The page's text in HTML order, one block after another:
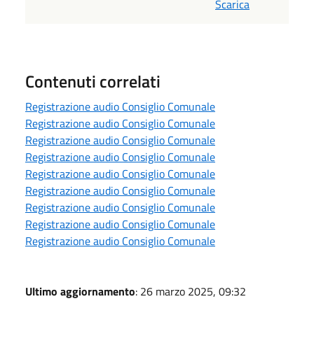
Scarica
Contenuti correlati
Registrazione audio Consiglio Comunale
Registrazione audio Consiglio Comunale
Registrazione audio Consiglio Comunale
Registrazione audio Consiglio Comunale
Registrazione audio Consiglio Comunale
Registrazione audio Consiglio Comunale
Registrazione audio Consiglio Comunale
Registrazione audio Consiglio Comunale
Registrazione audio Consiglio Comunale
Ultimo aggiornamento: 26 marzo 2025, 09:32